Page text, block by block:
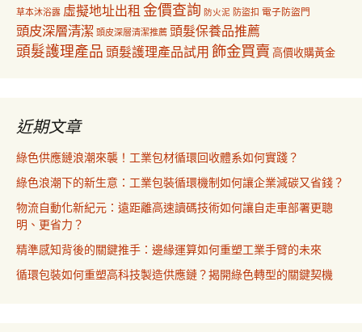
草本沐浴露 虛擬地址出租 金價查詢 防火泥 防盜扣 電子防盜門
頭皮深層清潔 頭皮深層清潔推薦 頭髮保養品推薦
頭髮護理產品 頭髮護理產品試用 飾金買賣 高價收購黃金
近期文章
綠色供應鏈浪潮來襲！工業包材循環回收體系如何實踐？
綠色浪潮下的新生意：工業包裝循環機制如何讓企業減碳又省錢？
物流自動化新紀元：遠距離高速讀碼技術如何讓自走車部署更聰
明、更省力？
精準感知背後的關鍵推手：邊緣運算如何重塑工業手臂的未來
循環包裝如何重塑高科技製造供應鏈？揭開綠色轉型的關鍵契機